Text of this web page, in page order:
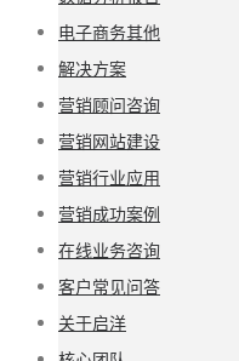
电子商务其他
解决方案
营销顾问咨询
营销网站建设
营销行业应用
营销成功案例
在线业务咨询
客户常见问答
关于启洋